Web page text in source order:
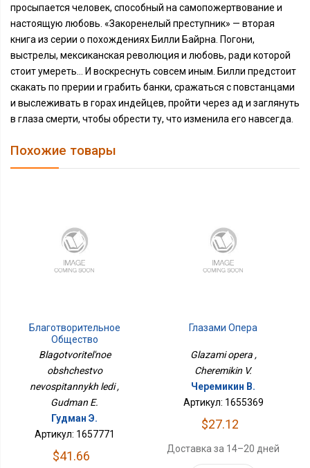
просыпается человек, способный на самопожертвование и
настоящую любовь. «Закоренелый преступник» — вторая
книга из серии о похождениях Билли Байрна. Погони,
выстрелы, мексиканская революция и любовь, ради которой
стоит умереть… И воскреснуть совсем иным. Билли предстоит
скакать по прерии и грабить банки, сражаться с повстанцами
и выслеживать в горах индейцев, пройти через ад и заглянуть
в глаза смерти, чтобы обрести ту, что изменила его навсегда.
Похожие товары
Благотворительное
Общество
Невоспитанных Леди
Blagotvoritel'noe
obshchestvo
nevospitannykh ledi ,
Gudman E.
Гудман Э.
Артикул: 1657771
$41.66
Глазами Опера
Glazami opera ,
Cheremikin V.
Черемикин В.
Артикул: 1655369
$27.12
Доставка за 14–20 дней